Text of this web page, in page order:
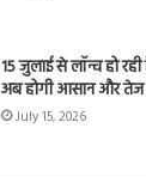
15 जुलाई से लॉन्च हो
अब होगी आसान और तेज
July 15, 2026